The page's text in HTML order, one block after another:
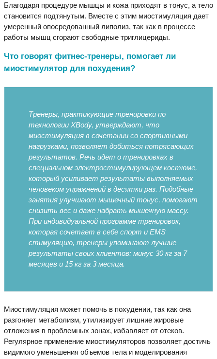
Благодаря процедуре мышцы и кожа приходят в тонус, а тело
становится подтянутым. Вместе с этим миостимуляция дает
умеренный опосредованный липолиз, так как в процессе
работы мышц сгорают свободные триглицериды.
Что говорят фитнес-тренеры, помогает ли
миостимулятор для похудения?
Тренеры, практикующие тренировки по
технологии XBody, утверждают, что
миостимуляция в сочетании со спортивными
нагрузками, позволяет добиться потрясающих
результатов. Речь идет о тренировках в
специальном электростимулирующем костюме,
который усиливает результаты выполняемых
человеком упражнений в десятки раз. Подобные
занятия улучшают мышечный тонус, помогают
снизить вес и даже набрать мышечную массу.
При индивидуальной программе тренировок,
которая сочетает в себе спорт и EMS
стимуляцию, тренеры упоминают лучшие
результаты своих клиентов: минус 30 кг за 7
месяцев и 15 кг за 3 месяца.
Миостимуляция может помочь в похудении, так как она
разгоняет метаболизм, утилизирует лишние жировые
отложения в проблемных зонах, избавляет от отеков.
Регулярное применение миостимуляторов позволяет достичь
видимого уменьшения объемов тела и моделирования